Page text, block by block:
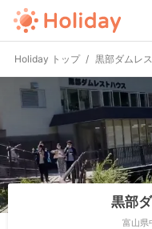
Holiday トップ 黒部ダムレ
黒部
富山県